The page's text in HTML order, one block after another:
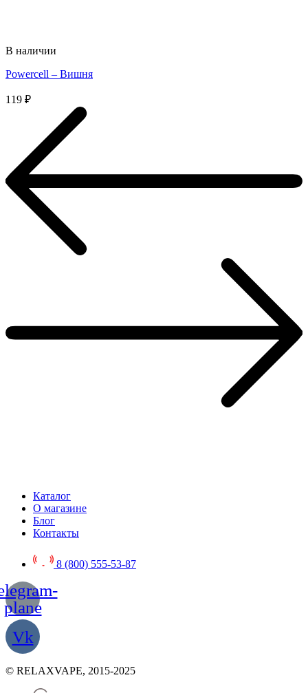
В наличии
Powercell – Вишня
119 ₽
Каталог
О магазине
Блог
Контакты
8 (800) 555-53-87
plane
Vk
© RELAXVAPE, 2015-2025